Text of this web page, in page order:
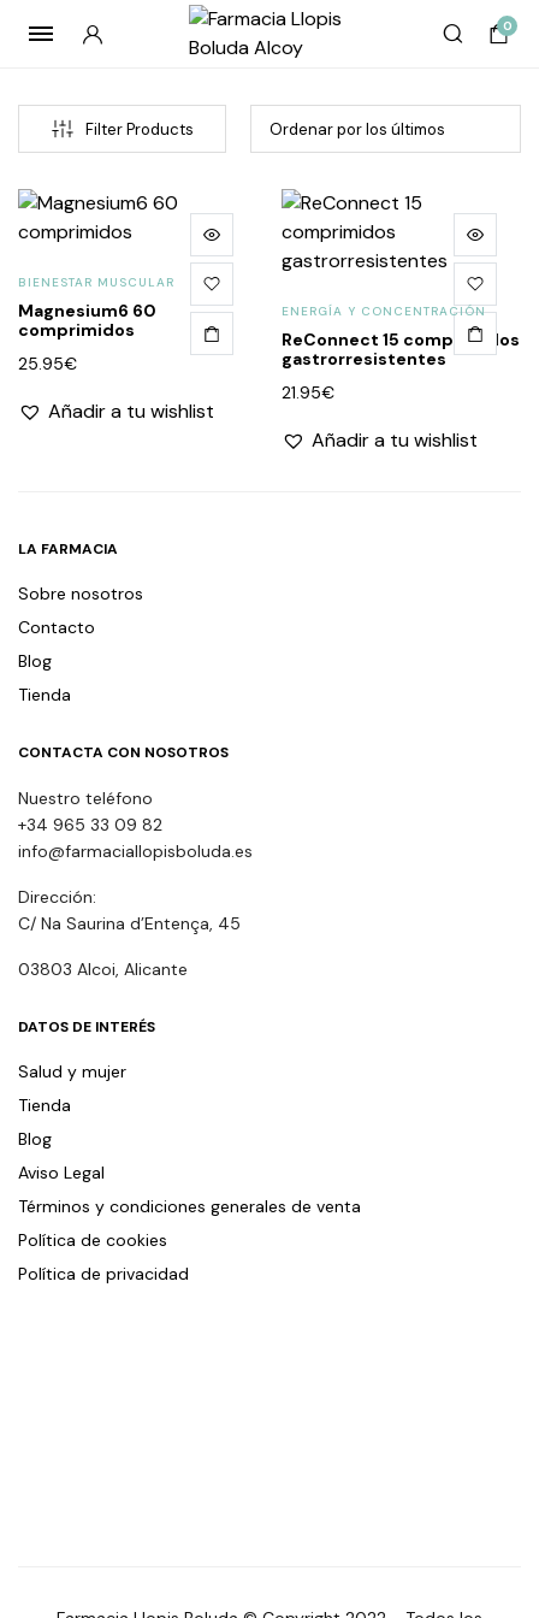
0
Filter Products
BIENESTAR MUSCULAR
Magnesium6 60
comprimidos
25.95€
Añadir a tu wishlist
ENERGÍA Y CONCENTRACIÓN
ReConnect 15 comprimidos
gastrorresistentes
21.95€
Añadir a tu wishlist
LA FARMACIA
Sobre nosotros
Contacto
Blog
Tienda
CONTACTA CON NOSOTROS
Nuestro teléfono
+34 965 33 09 82
info@farmaciallopisboluda.es
Dirección:
C/ Na Saurina d’Entença, 45
03803 Alcoi, Alicante
DATOS DE INTERÉS
Salud y mujer
Tienda
Blog
Aviso Legal
Términos y condiciones generales de venta
Política de cookies
Política de privacidad